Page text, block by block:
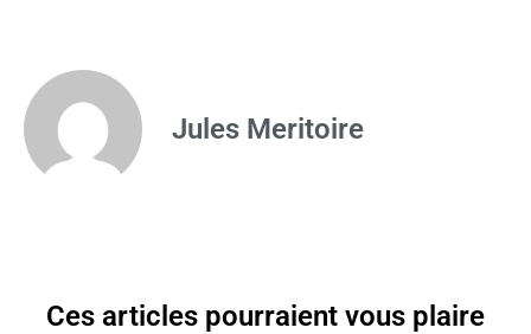
Jules Meritoire
Ces articles pourraient vous plaire